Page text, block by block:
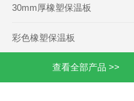
30mm厚橡塑保温板
彩色橡塑保温板
查看全部产品 >>